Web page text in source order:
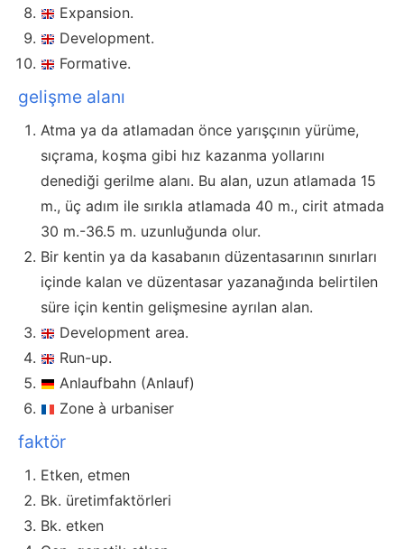
Expansion.
Development.
Formative.
gelişme alanı
Atma ya da atlamadan önce yarışçının yürüme,
sıçrama, koşma gibi hız kazanma yollarını
denediği gerilme alanı. Bu alan, uzun atlamada 15
m., üç adım ile sırıkla atlamada 40 m., cirit atmada
30 m.-36.5 m. uzunluğunda olur.
Bir kentin ya da kasabanın düzentasarının sınırları
içinde kalan ve düzentasar yazanağında belirtilen
süre için kentin gelişmesine ayrılan alan.
Development area.
Run-up.
Anlaufbahn (Anlauf)
Zone à urbaniser
faktör
Etken, etmen
Bk. üretimfaktörleri
Bk. etken